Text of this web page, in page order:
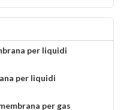
per liquidi
per liquidi
per gas